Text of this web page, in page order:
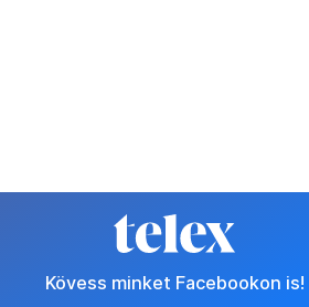
Kövess minket Facebookon is!